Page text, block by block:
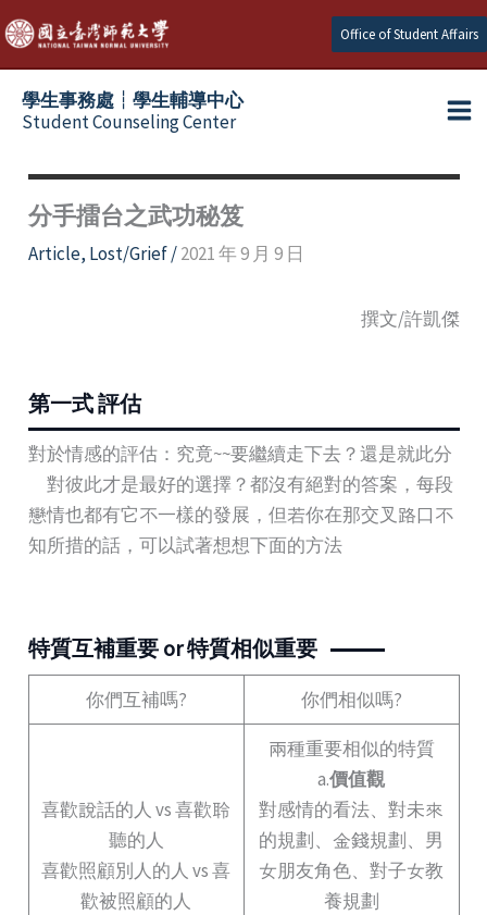
Skip
to
content
Office of Student Affairs
學生事務處┆學生輔導中心
Student Counseling Center
分手擂台之武功秘笈
Article, Lost/Grief/2021 年 9 月 9 日
撰文/許凱傑
第一式 評估
對於情感的評估：究竟~~要繼續走下去？還是就此分
離對彼此才是最好的選擇？都沒有絕對的答案，每段
戀情也都有它不一樣的發展，但若你在那交叉路口不
知所措的話，可以試著想想下面的方法
特質互補重要 or 特質相似重要
你們互補嗎? 你們相似嗎?
喜歡說話的人 vs 喜歡聆
聽的人
喜歡照顧別人的人 vs 喜
歡被照顧的人
兩種重要相似的特質
a.價值觀
對感情的看法、對未來
的規劃、金錢規劃、男
女朋友角色、對子女教
養規劃